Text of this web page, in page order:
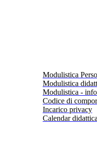
Modulistica
Modulistica
Modulistica -
Codice di
Incarico privacy
Calendar